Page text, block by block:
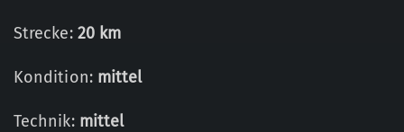
Strecke: 20 km
Kondition: mittel
Technik: mittel